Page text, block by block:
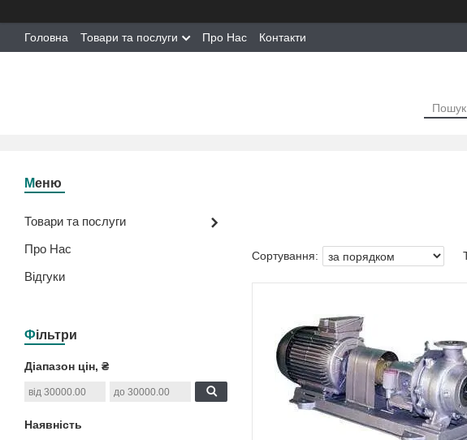
Головна Товари та послуги Про Нас Контакти
Товари та послуги
Про Нас
Відгуки
Фільтри
Діапазон цін, ₴
Наявність